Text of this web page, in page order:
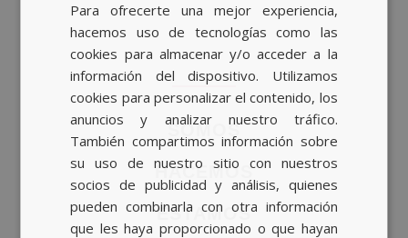
SOMOS
HACEMOS
ESTAMOS
BASQUE
ENGLISH
Para ofrecerte una mejor experiencia,
hacemos uso de tecnologías como las
cookies para almacenar y/o acceder a la
información del dispositivo. Utilizamos
cookies para personalizar el contenido, los
anuncios y analizar nuestro tráfico.
También compartimos información sobre
su uso de nuestro sitio con nuestros
socios de publicidad y análisis, quienes
pueden combinarla con otra información
que les haya proporcionado o que hayan